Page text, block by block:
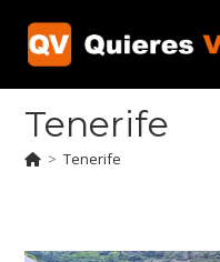
contenido
Tenerife
> Tenerife